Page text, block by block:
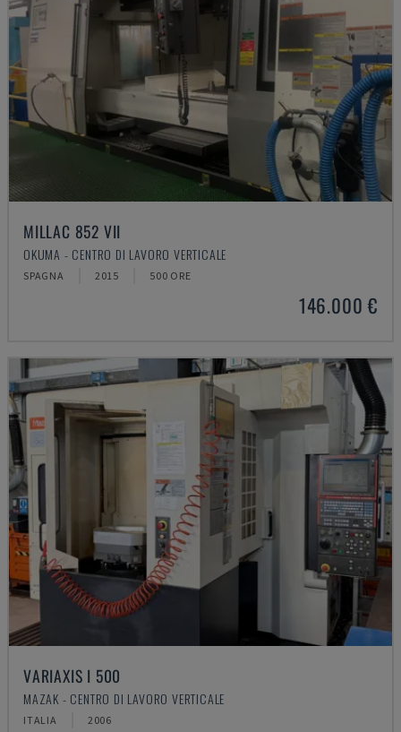
MILLAC 852 VII
OKUMA - CENTRO DI LAVORO VERTICALE
SPAGNA 2015 500 ORE
146.000 €
VARIAXIS I 500
MAZAK - CENTRO DI LAVORO VERTICALE
ITALIA 2006